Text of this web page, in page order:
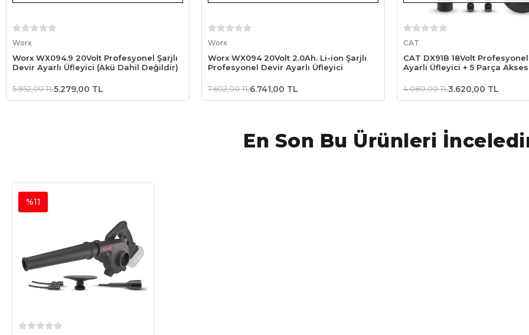
Worx
Worx WX094.9 20Volt Profesyonel Şarjlı
Devir Ayarlı Üfleyici (Akü Dahil Değildir)
5.952,00 TL5.279,00 TL
Worx
Worx WX094 20Volt 2.0Ah. Li-ion Şarjlı
Profesyonel Devir Ayarlı Üfleyici
7.602,00 TL6.741,00 TL
CAT
CAT DX91B 18Volt
Ayarlı Üfleyici + 5 Parça
4.080,00 TL3.620,00 TL
En Son Bu Ürünleri
%11